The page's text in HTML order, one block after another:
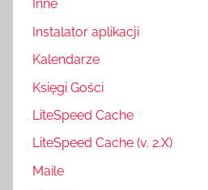
Inne
Instalator aplikacji
Kalendarze
Księgi Gości
LiteSpeed Cache
LiteSpeed Cache (v. 2.X)
Maile